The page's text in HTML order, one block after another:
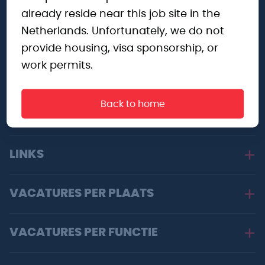
already reside near this job site in the
Netherlands. Unfortunately, we do not
provide housing, visa sponsorship, or
work permits.
Back to home
OVER ONS
WERKGEVERS
LINKS
VACATURES PER PLAATS
VACATURES PER FUNCTIE